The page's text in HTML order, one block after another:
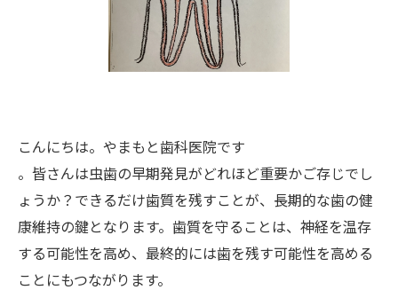
こんにちは。やまもと歯科医院です
。皆さんは虫歯の早期発見がどれほど重要かご存じでし
ょうか？できるだけ歯質を残すことが、長期的な歯の健
康維持の鍵となります。歯質を守ることは、神経を温存
する可能性を高め、最終的には歯を残す可能性を高める
ことにもつながります。